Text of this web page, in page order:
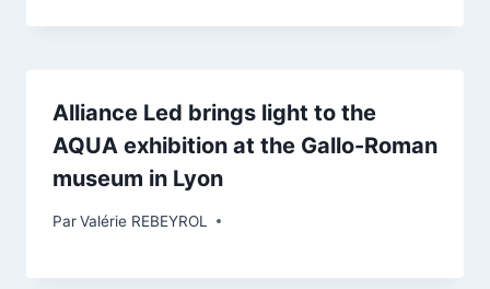
Alliance Led brings light to the
AQUA exhibition at the Gallo-Roman
museum in Lyon
ParValérie REBEYROL